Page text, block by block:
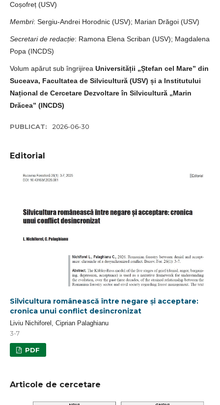
Coșofreț (USV)
Membri: Sergiu-Andrei Horodnic (USV); Marian Drăgoi (USV)
Secretari de redacție: Ramona Elena Scriban (USV); Magdalena
Popa (INCDS)
Volum apărut sub îngrijirea Universității „Ștefan cel Mare” din
Suceava, Facultatea de Silvicultură (USV) și a Institutului
Național de Cercetare Dezvoltare în Silvicultură „Marin
Drăcea” (INCDS)
PUBLICAT: 2026-06-30
Editorial
Silvicultura românească între negare și acceptare:
cronica unui conflict desincronizat
Liviu Nichiforel, Ciprian Palaghianu
3-7
PDF
Articole de cercetare